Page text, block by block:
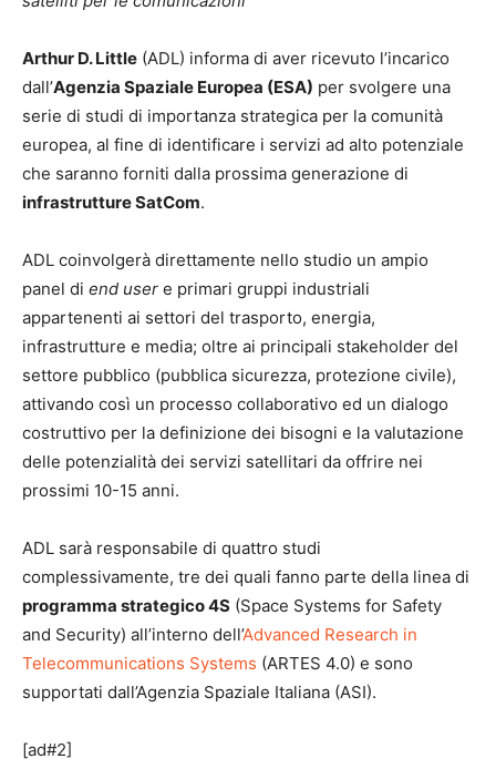
Arthur D. Little (ADL) informa di aver ricevuto l’incarico
dall’Agenzia Spaziale Europea (ESA) per svolgere una
serie di studi di importanza strategica per la comunità
europea, al fine di identificare i servizi ad alto potenziale
che saranno forniti dalla prossima generazione di
infrastrutture SatCom.
ADL coinvolgerà direttamente nello studio un ampio
panel di end user e primari gruppi industriali
appartenenti ai settori del trasporto, energia,
infrastrutture e media; oltre ai principali stakeholder del
settore pubblico (pubblica sicurezza, protezione civile),
attivando così un processo collaborativo ed un dialogo
costruttivo per la definizione dei bisogni e la valutazione
delle potenzialità dei servizi satellitari da offrire nei
prossimi 10-15 anni.
ADL sarà responsabile di quattro studi
complessivamente, tre dei quali fanno parte della linea di
programma strategico 4S (Space Systems for Safety
and Security) all’interno dell’Advanced Research in
Telecommunications Systems (ARTES 4.0) e sono
supportati dall’Agenzia Spaziale Italiana (ASI).
[ad#2]